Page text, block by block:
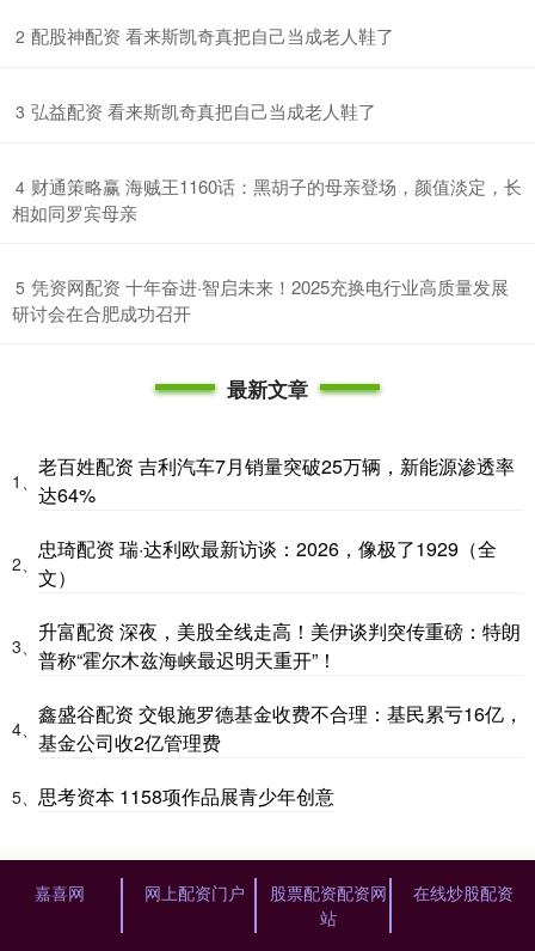
2 ​配股神配资 看来斯凯奇真把自己当成老人鞋了
3 ​弘益配资 看来斯凯奇真把自己当成老人鞋了
4 ​财通策略赢 海贼王1160话：黑胡子的母亲登场，颜值淡定，长
相如同罗宾母亲
5 ​凭资网配资 十年奋进·智启未来！2025充换电行业高质量发展
研讨会在合肥成功召开
最新文章
1、
老百姓配资 吉利汽车7月销量突破25万辆，新能源渗透率
达64%
2、
忠琦配资 瑞·达利欧最新访谈：2026，像极了1929（全
文）
3、
升富配资 深夜，美股全线走高！美伊谈判突传重磅：特朗
普称“霍尔木兹海峡最迟明天重开”！
4、
鑫盛谷配资 交银施罗德基金收费不合理：基民累亏16亿，
基金公司收2亿管理费
5、 思考资本 1158项作品展青少年创意
嘉喜网 网上配资门户
股票配资配资网
站
在线炒股配资